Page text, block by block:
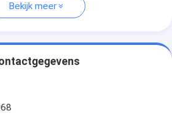
Bekijk meer